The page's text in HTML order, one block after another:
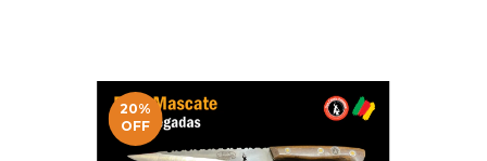
20%
OFF